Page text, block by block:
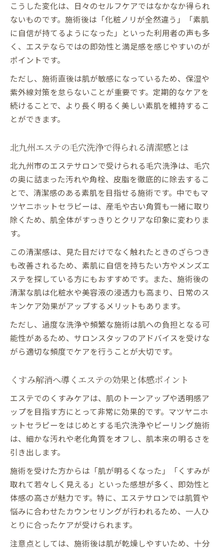
こうした変化は、日々のセルフケアではなかなか得られ
ないものです。施術後は「化粧ノリが全然違う」「素肌
に自信が持てるようになった」といった利用者の声も多
く、エステならではの即効性と満足感を感じやすいのが
ポイントです。
ただし、施術直後は肌が敏感になっているため、保湿や
紫外線対策を怠らないことが重要です。定期的なケアを
続けることで、より長く明るく美しい素肌を維持するこ
とができます。
北九州エステの毛穴洗浄で得られる清潔感とは
北九州市のエステサロンで受けられる毛穴洗浄は、毛穴
の奥に詰まった汚れや角栓、皮脂を徹底的に除去するこ
とで、清潔感のある素肌を目指せる施術です。中でもマ
ツヤニホットセラピーは、産毛や古い角質も一緒に取り
除くため、肌全体がすっきりとクリアな印象に変わりま
す。
この清潔感は、見た目だけでなく触れたときのざらつき
も改善されるため、素肌に自信を持ちたい方やメンズエ
ステを探している方にもおすすめです。また、施術後の
清潔な肌は化粧水や美容液の浸透力も高まり、日常のス
キンケア効果がアップするメリットもあります。
ただし、過度な洗浄や頻繁な施術は肌への負担となる可
能性があるため、サロンスタッフのアドバイスを受けな
がら適切な頻度でケアを行うことが大切です。
くすみ解消へ導くエステの効果と体感ポイント
エステでのくすみケアは、肌のトーンアップや透明感ア
ップを目指す方にとって非常に効果的です。マツヤニホ
ットセラピーをはじめとする毛穴洗浄やピーリング施術
は、細かな汚れや老化角質をオフし、肌本来の明るさを
引き出します。
施術を受けた方からは「肌が明るくなった」「くすみが
取れて若々しく見える」といった感想が多く、即効性と
体感の高さが魅力です。特に、エステサロンでは肌質や
悩みに合わせたカウンセリングが行われるため、一人ひ
とりに合ったケアが受けられます。
注意点としては、施術後は肌が乾燥しやすいため、十分